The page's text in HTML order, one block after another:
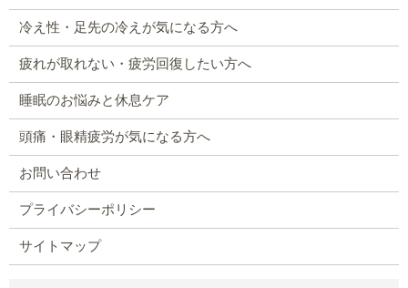
冷え性・足先の冷えが気になる方へ
疲れが取れない・疲労回復したい方へ
睡眠のお悩みと休息ケア
頭痛・眼精疲労が気になる方へ
お問い合わせ
プライバシーポリシー
サイトマップ